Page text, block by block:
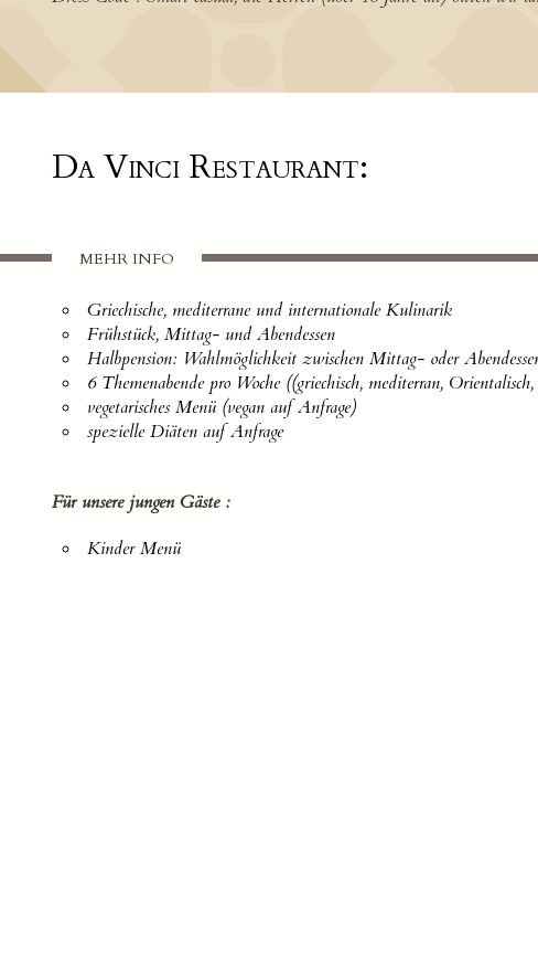
Da Vinci Restaurant:
MEHR INFO
Griechische, mediterrane und internationale Kulinarik
Frühstück, Mittag- und Abendessen
Halbpension: Wahlmöglichkeit zwischen Mittag- oder
6 Themenabende pro Woche ((griechisch, mediterran,
vegetarisches Menü (vegan auf Anfrage)
spezielle Diäten auf Anfrage
Für unsere jungen Gäste :
Kinder Menü